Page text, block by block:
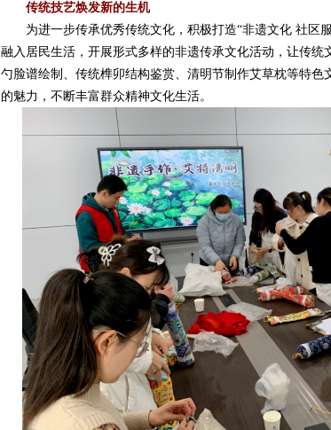
传统技艺焕发新的生机
为进一步传承优秀传统文化，积极打造“非遗文化 社区
融入居民生活，开展形式多样的非遗传承文化活动，让传
勺脸谱绘制、传统榫卯结构鉴赏、清明节制作艾草枕等特
的魅力，不断丰富群众精神文化生活。